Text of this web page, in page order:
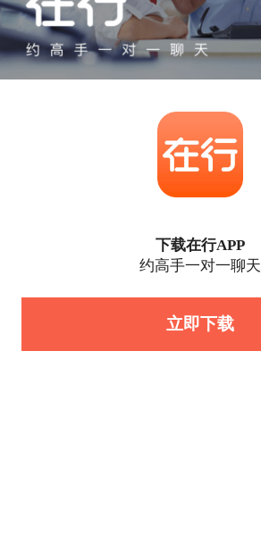
下载在行APP
约高手一对一聊天
立即下载